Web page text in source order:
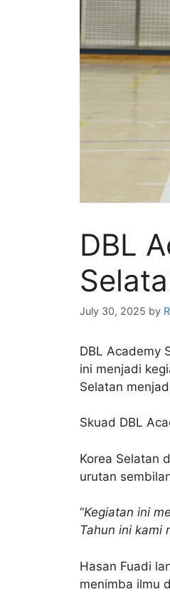
DBL
July 30, 2025 by
DBL Academy
ini menjadi
Selatan
Skuad DBL
Korea Selatan
urutan
“Kegiatan ini
Tahun ini kami
Hasan Fuadi
menimba ilmu